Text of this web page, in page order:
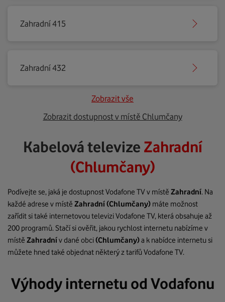
Zahradní 415
Zahradní 432
Zobrazit vše
Zobrazit dostupnost v místě Chlumčany
Kabelová televize Zahradní
(Chlumčany)
Podívejte se, jaká je dostupnost Vodafone TV v místě Zahradní. Na
každé adrese v místě Zahradní(Chlumčany) máte možnost
zařídit si také internetovou televizi Vodafone TV, která obsahuje až
200 programů. Stačí si ověřit, jakou rychlost internetu nabízíme v
místě Zahradnív dané obci(Chlumčany)a k nabídce internetu si
můžete hned také objednat některý z tarifů Vodafone TV.
Výhody internetu od Vodafonu